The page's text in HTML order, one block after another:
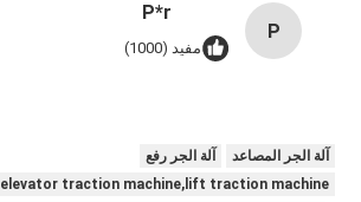
P
P*r
مفيد (1000)
آلة الجر المصاعد
آلة الجر رفع
elevator traction machine,lift traction machine